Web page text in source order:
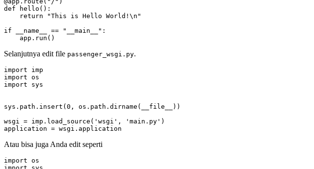
def hello ()
return
"This is Hello World!\n"
if
__name__ == "__main__"
    app.run
()
Selanjutnya edit file passenger_wsgi.py.
application = wsgi.application
Atau bisa juga Anda edit seperti